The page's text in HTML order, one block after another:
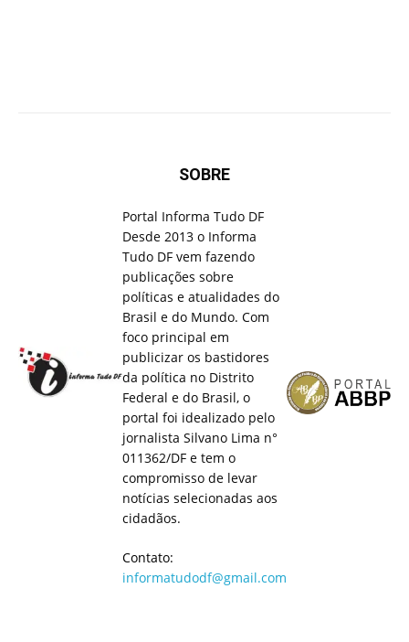
SOBRE
Portal Informa Tudo DF
Desde 2013 o Informa
Tudo DF vem fazendo
publicações sobre
políticas e atualidades do
Brasil e do Mundo. Com
foco principal em
publicizar os bastidores
da política no Distrito
Federal e do Brasil, o
portal foi idealizado pelo
jornalista Silvano Lima n°
011362/DF e tem o
compromisso de levar
notícias selecionadas aos
cidadãos.
Contato:
informatudodf@gmail.com